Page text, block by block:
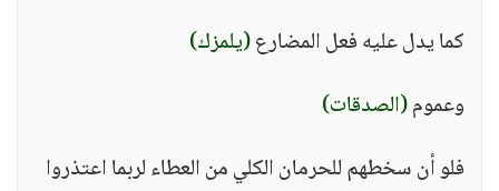
كما يدل عليه فعل المضارع(يلمزك)
وعموم(الصدقات)
فلو أن سخطهم للحرمان الكلي من العطاء لربما اعتذروا